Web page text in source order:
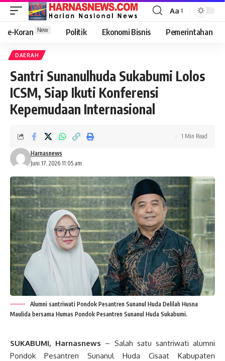
Aa
e-Koran New Politik Ekonomi Bisnis Pemerintahan
DAERAH
Santri Sunanulhuda Sukabumi Lolos
ICSM, Siap Ikuti Konferensi
Kepemudaan Internasional
Juni 17, 2026 11:05 am
Harnasnews
1 Min Read
Alumni santriwati Pondok Pesantren Sunanul Huda Delilah Husna
Maulida bersama Humas Pondok Pesantren Sunanul Huda Sukabumi.
SUKABUMI, Harnasnews – Salah satu santriwati alumni
Pondok Pesantren Sunanul Huda Cisaat Kabupaten